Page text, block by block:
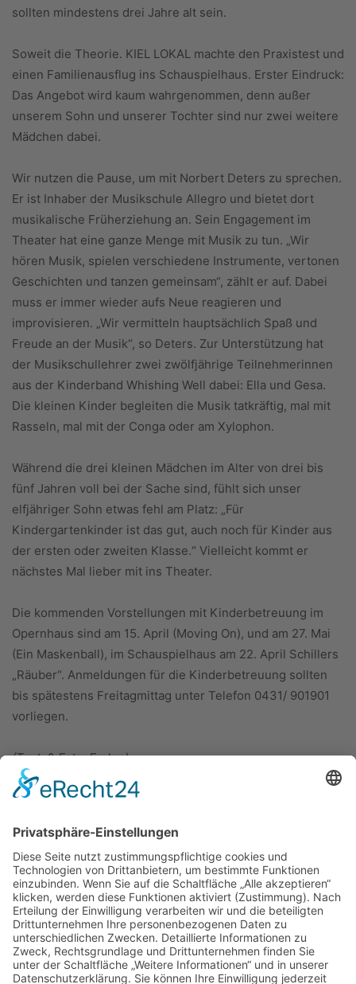
sollten mindestens drei Jahre alt sein.
Soweit die Theorie. KIEL LOKAL machte den Praxistest und
einen Familienausflug ins Schauspielhaus. Erster Eindruck:
Das Angebot wird kaum wahrgenommen, denn außer
unserem Sohn und unserer Tochter sind nur zwei weitere
Mädchen dabei.
Wir nutzen die Pause, um mit Norbert Deters zu sprechen.
Er ist Inhaber der Musikschule Allegro und bietet dort
musikalische Früherziehung an. Sein Engagement im
Theater hat eine ganze Menge mit Musik zu tun. „Wir
hören Musik, spielen verschiedene Instrumente, vertonen
Geschichten und tanzen gemeinsam“, zählt er auf. Dabei
muss er immer wieder aufs Neue reagieren und
improvisieren. „Wir vermitteln hauptsächlich Spaß und
Freude an der Musik“, so Deters. Zur Unterstützung hat
der Musikschullehrer zwei zwölfjährige Teilnehmerinnen
aus der Kinderband Whishing Well dabei: Ella und Gesa.
Die kleinen Kinder begleiten die Musik tatkräftig, mal mit
Rasseln, mal mit der Conga oder am Xylophon.
Während die drei kleinen Mädchen im Alter von drei bis
fünf Jahren voll bei der Sache sind, fühlt sich unser
elfjähriger Sohn etwas fehl am Platz: „Für
Kindergartenkinder ist das gut, auch noch für Kinder aus
der ersten oder zweiten Klasse.“ Vielleicht kommt er
nächstes Mal lieber mit ins Theater.
Die kommenden Vorstellungen mit Kinderbetreuung im
Opernhaus sind am 15. April (Moving On), und am 27. Mai
(Ein Maskenball), im Schauspielhaus am 22. April Schillers
„Räuber“. Anmeldungen für die Kinderbetreuung sollten
bis spätestens Freitagmittag unter Telefon 0431/ 901901
vorliegen.
(Text: & Foto: Frahm)
ÜBER UNS
KIEL LOKAL